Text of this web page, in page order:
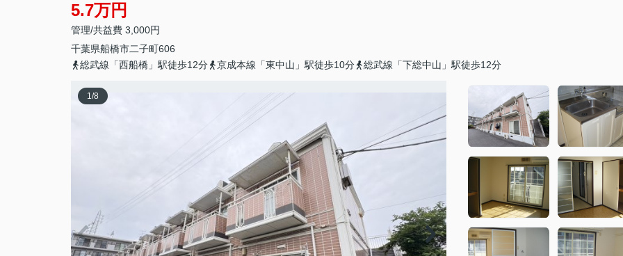
5.7万円
管理/共益費 3,000円
千葉県船橋市二子町606
総武線「西船橋」駅徒歩12分
京成本線「東中山」駅徒歩10分 総武線「下総中山」駅徒歩12分
1/8